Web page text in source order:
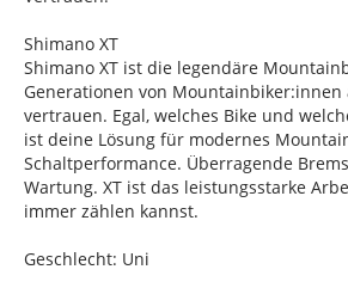
Shimano XT
Shimano XT ist die legendäre
Generationen von Mountainbiker:innen
vertrauen. Egal, welches Bike und
ist deine Lösung für modernes
Schaltperformance. Überragende
Wartung. XT ist das leistungsstarke
immer zählen kannst.
Geschlecht: Uni